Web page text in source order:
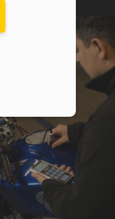
w formacie E164